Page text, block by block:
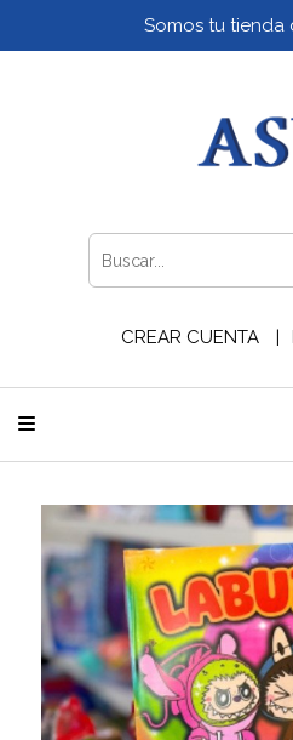
Somos tu tienda
CREAR CUENTA